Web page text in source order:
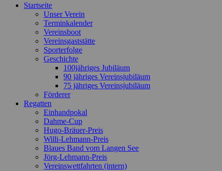
Zum
Startseite
Unser Verein
Terminkalender
Vereinsboot
Vereinsgaststätte
Sporterfolge
Geschichte
100jähriges Jubiläum
90 jähriges Vereinsjubiläum
75 jähriges Vereinsjubiläum
Förderer
Regatten
Einhandpokal
Dahme-Cup
Hugo-Bräuer-Preis
Willi-Lehmann-Preis
Blaues Band vom Langen See
Jörg-Lehmann-Preis
Vereinswettfahrten (intern)